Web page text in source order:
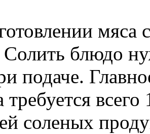
мяса
Солить блюдо
подаче.
требуется
соленых